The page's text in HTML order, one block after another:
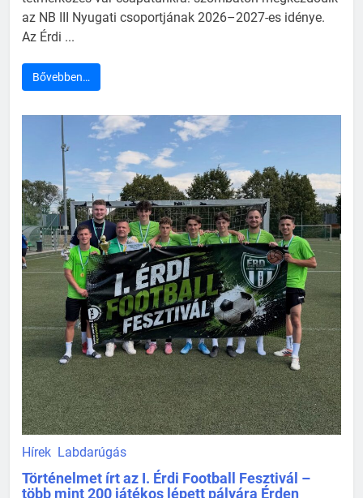
az NB III Nyugati csoportjának 2026–2027-es idénye.
Az Érdi ...
Bővebben…
Hírek Labdarúgás
Történelmet írt az I. Érdi Football Fesztivál –
több mint 200 játékos lépett pályára Érden